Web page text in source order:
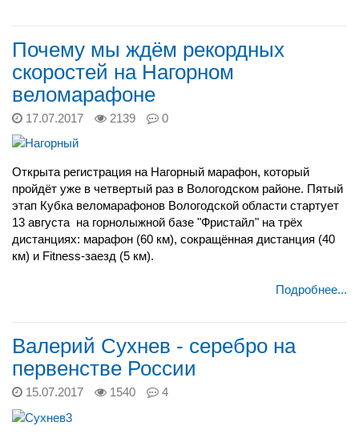
Почему мы ждём рекордных
скоростей на Нагорном
веломарафоне
17.07.2017 2139 0
Открыта регистрация на Нагорный марафон, который
пройдёт уже в четвертый раз в Вологодском районе. Пятый
этап Кубка веломарафонов Вологодской области стартует
13 августа на горнолыжной базе "Фристайл" на трёх
дистанциях: марафон (60 км), сокращённая дистанция (40
км) и Fitness-заезд (5 км).
Подробнее...
Валерий Сухнев - серебро на
первенстве России
15.07.2017 1540 4